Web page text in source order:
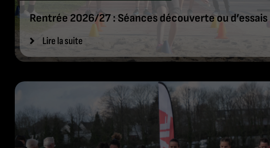
Rentrée 2026/27 : Séances découverte ou d’essais
Lire la suite